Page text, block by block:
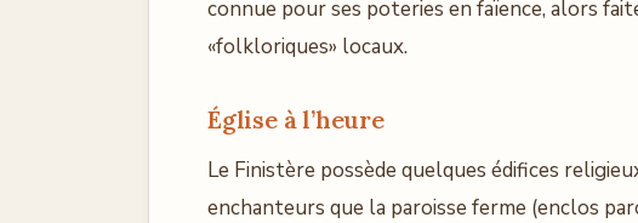
connue pour ses poteries en faïence, alors
«folkloriques» locaux.
Église à l’heure
Le Finistère possède quelques édifices
enchanteurs que la paroisse ferme (enclos